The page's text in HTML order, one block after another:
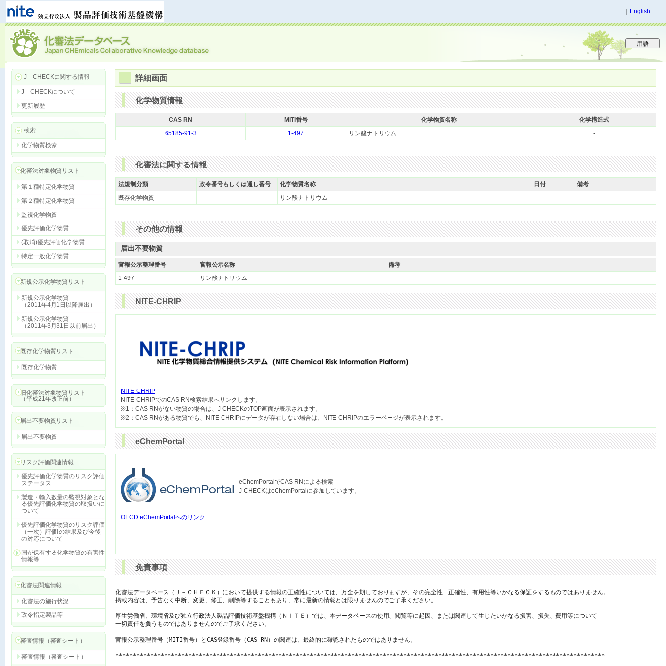
English
J―CHECKに関する情報
J―CHECKについて
更新履歴
検索
化学物質検索
化審法対象物質リスト
第１種特定化学物質
第２種特定化学物質
監視化学物質
優先評価化学物質
(取消)優先評価化学物質
特定一般化学物質
新規公示化学物質リスト
新規公示化学物質
（2011年4月1日以降届出）
新規公示化学物質
（2011年3月31日以前届出）
既存化学物質リスト
既存化学物質
旧化審法対象物質リスト
（平成21年改正前）
届出不要物質リスト
届出不要物質
リスク評価関連情報
優先評価化学物質のリスク評価
ステータス
製造・輸入数量の監視対象とな
る優先評価化学物質の取扱いに
ついて
優先評価化学物質のリスク評価
（一次）評価Ⅰの結果及び今後
の対応について
国が保有する化学物質の有害性
情報等
化審法関連情報
化審法の施行状況
政令指定製品等
審査情報（審査シート）
審査情報（審査シート）
詳細画面
化学物質情報
CAS RN MITI番号 化学物質名称
化学構造式
65185-91-3
1-497 リン酸ナトリウム -
化審法に関する情報
法規制分類 政令番号もしくは通し番号 化学物質名称 日付
備考
既存化学物質
- リン酸ナトリウム
その他の情報
届出不要物質
官報公示整理番号 官報公示名称
備考
1-497
リン酸ナトリウム
NITE-CHRIP
NITE-CHRIP
NITE-CHRIPでのCAS RN検索結果へリンクします。
※1：CAS RNがない物質の場合は、J-CHECKのTOP画面が表示されます。
eChemPortal
eChemPortalでCAS RNによる検索
J-CHECKはeChemPortalに参加しています。
OECD eChemPortalへのリンク
免責事項
化審法データベース（Ｊ－ＣＨＥＣＫ）において提供する情報の正確性については、万全を期しておりますが、その完全性、正確性、有用性等いかなる保証をするものではありません。
掲載内容は、予告なく中断、変更、修正、削除等することもあり、常に最新の情報とは限りませんのでご了承ください。
厚生労働省、環境省及び独立行政法人製品評価技術基盤機構（ＮＩＴＥ）では、本データベースの使用、閲覧等に起因、または関連して生じたいかなる損害、損失、費用等について
一切責任を負うものではありませんのでご了承ください。
官報公示整理番号（MITI番号）とCAS登録番号（CAS RN）の関連は、最終的に確認されたものではありません。
*********************************************************************************************************************************************